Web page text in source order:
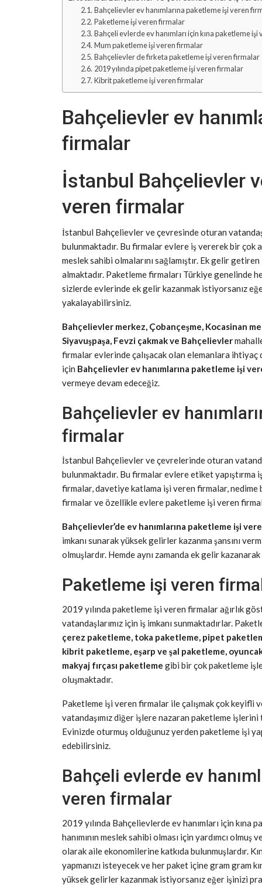
Bahçelievler ev hanımlarına paketleme işi veren
Paketleme işi veren firmalar
Bahçeli evlerde ev hanımları için kına paketleme
Mum paketleme işi veren firmalar
Bahçelievler de firketa paketleme işi veren firmalar
2019 yılında pipet paketleme işi veren firmalar
Kibrit paketleme işi veren firmalar
Bahçelievler ev
firmalar
İstanbul Bahçelievler
veren firmalar
İstanbul Bahçelievler ve çevresinde oturan
bulunmaktadır. Bu firmalar evlere iş vererek bir çok
meslek sahibi olmalarını sağlamıştır. Ek gelir
almaktadır. Paketleme firmaları Türkiye genelinde
sizlerde evlerinde ek gelir kazanmak istiyorsanız
yakalayabilirsiniz.
Bahçelievler merkez, Çobançeşme, Kocasinan
Siyavuşpaşa, Fevzi çakmak ve Bahçelievler
firmalar evlerinde çalışacak olan elemanlara ihtiyaç
için Bahçelievler ev hanımlarına paketleme işi
vermeye devam edeceğiz.
Bahçelievler ev
firmalar
İstanbul Bahçelievler ve çevrelerinde oturan
bulunmaktadır. Bu firmalar evlere etiket
firmalar, davetiye katlama işi veren firmalar, nedime
firmalar ve özellikle evlere paketleme işi veren
Bahçelievler’de ev hanımlarına paketleme işi
imkanı sunarak yüksek gelirler kazanma şansını
olmuşlardır. Hemde aynı zamanda ek gelir
Paketleme işi veren
2019 yılında paketleme işi veren firmalar ağırlık
vatandaşlarımız için iş imkanı sunmaktadırlar.
çerez paketleme, toka paketleme, pipet
kibrit paketleme, eşarp ve şal paketleme,
makyaj fırçası paketleme gibi bir çok paketleme
oluşmaktadır.
Paketleme işi veren firmalar ile çalışmak çok keyifli
vatandaşımız diğer işlere nazaran paketleme
Evinizde oturmuş olduğunuz yerden paketleme işi
edebilirsiniz.
Bahçeli evlerde ev
veren firmalar
2019 yılında Bahçelievlerde ev hanımları için
hanımının meslek sahibi olması için yardımcı
olarak aile ekonomilerine katkıda bulunmuşlardır.
yapmanızı isteyecek ve her paket içine gram gram
yüksek gelirler kazanmak istiyorsanız eğer işinizi